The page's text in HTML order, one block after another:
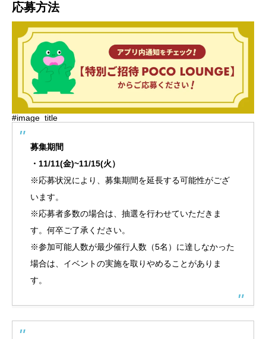
応募方法
#image_title
募集期間
・11/11(金)~11/15(火）
※応募状況により、募集期間を延長する可能性がござ
います。
※応募者多数の場合は、抽選を行わせていただきま
す。何卒ご了承ください。
※参加可能人数が最少催行人数（5名）に達しなかった
場合は、イベントの実施を取りやめることがありま
す。